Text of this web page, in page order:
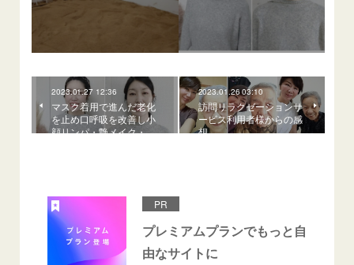
2023.01.27 12:36
マスク着用で進んだ老化
を止め口呼吸を改善し小
顔リンパ・艶メイク・…
2023.01.26 03:10
訪問リラクゼーションサ
ービス利用者様からの感
想
PR
プレミアムプランでもっと自
由なサイトに